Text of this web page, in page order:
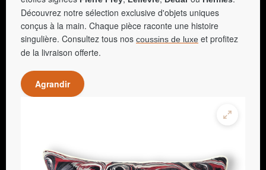
Découvrez notre sélection exclusive d'objets uniques
conçus à la main. Chaque pièce raconte une histoire
singulière. Consultez tous nos coussins de luxe et profitez
de la livraison offerte.
Agrandir